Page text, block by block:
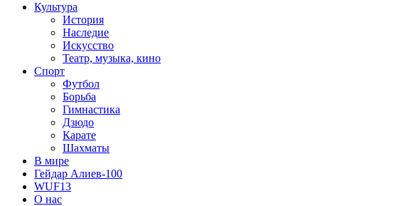
Культура
История
Наследие
Искусство
Театр, музыка, кино
Спорт
Футбол
Борьба
Гимнастика
Дзюдо
Карате
Шахматы
В мире
Гейдар Алиев-100
WUF13
О нас